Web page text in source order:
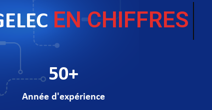
SOGELEC EN CHIFFRES
50+
Année d'expérience